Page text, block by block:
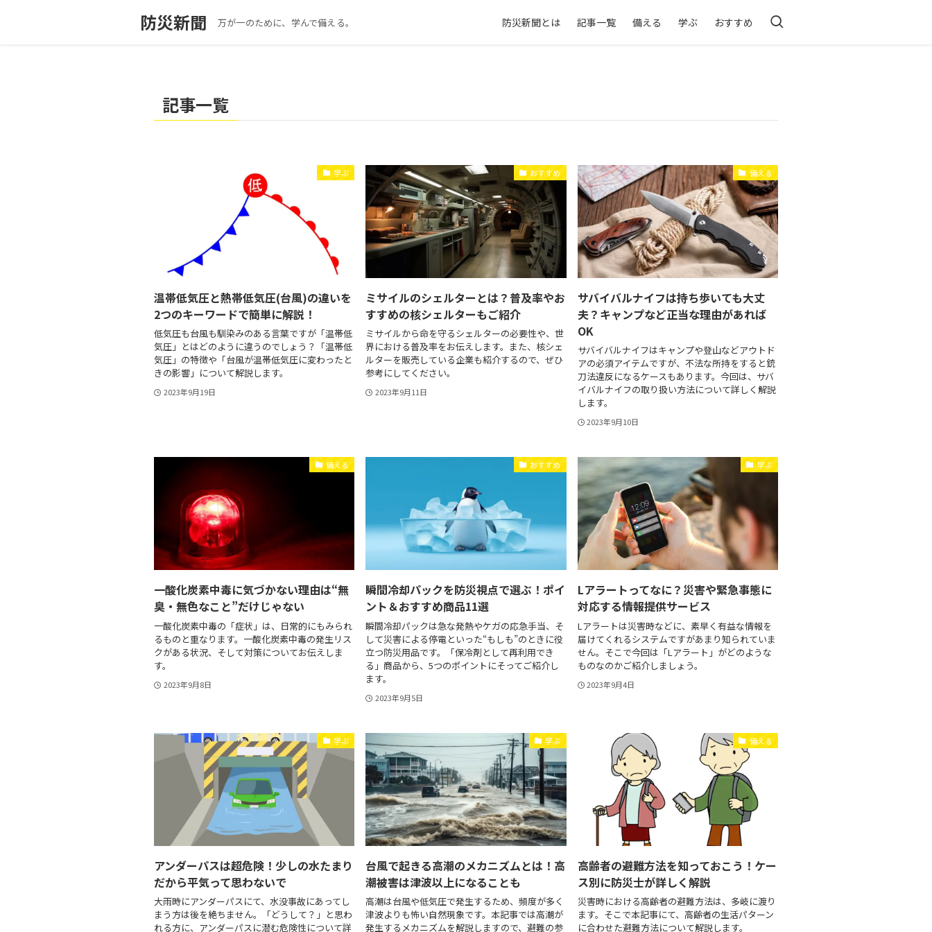
防災新聞 万が一のために、学んで備える。 防災新聞とは 記事一覧 備える 学ぶ おすすめ
記事一覧
学ぶ
温帯低気圧と熱帯低気圧(台風)の違いを
2つのキーワードで簡単に解説！
低気圧も台風も馴染みのある言葉ですが「温帯低
気圧」とはどのように違うのでしょう？「温帯低
気圧」の特徴や「台風が温帯低気圧に変わったと
きの影響」について解説します。
2023年9月19日
おすすめ
ミサイルのシェルターとは？普及率やお
すすめの核シェルターもご紹介
ミサイルから命を守るシェルターの必要性や、世
界における普及率をお伝えします。また、核シェ
ルターを販売している企業も紹介するので、ぜひ
参考にしてください。
2023年9月11日
備える
サバイバルナイフは持ち歩いても大丈
夫？キャンプなど正当な理由があれば
OK
サバイバルナイフはキャンプや登山などアウトド
アの必須アイテムですが、不法な所持をすると銃
刀法違反になるケースもあります。今回は、サバ
イバルナイフの取り扱い方法について詳しく解説
します。
2023年9月10日
備える
一酸化炭素中毒に気づかない理由は“無
臭・無色なこと”だけじゃない
一酸化炭素中毒の「症状」は、日常的にもみられ
るものと重なります。一酸化炭素中毒の発生リス
クがある状況、そして対策についてお伝えしま
す。
2023年9月8日
おすすめ
瞬間冷却パックを防災視点で選ぶ！ポイ
ント＆おすすめ商品11選
瞬間冷却パックは急な発熱やケガの応急手当、そ
して災害による停電といった“もしも”のときに役
立つ防災用品です。「保冷剤として再利用でき
る」商品から、5つのポイントにそってご紹介し
ます。
2023年9月5日
学ぶ
Lアラートってなに？災害や緊急事態に
対応する情報提供サービス
Lアラートは災害時などに、素早く有益な情報を
届けてくれるシステムですがあまり知られていま
せん。そこで今回は「Lアラート」がどのような
ものなのかご紹介しましょう。
2023年9月4日
学ぶ
アンダーパスは超危険！少しの水たまり
だから平気って思わないで
大雨時にアンダーパスにて、水没事故にあってし
まう方は後を絶ちません。「どうして？」と思わ
れる方に、アンダーパスに潜む危険性について詳
学ぶ
台風で起きる高潮のメカニズムとは！高
潮被害は津波以上になることも
高潮は台風や低気圧で発生するため、頻度が多く
津波よりも怖い自然現象です。本記事では高潮が
発生するメカニズムを解説しますので、避難の参
備える
高齢者の避難方法を知っておこう！ケー
ス別に防災士が詳しく解説
災害時における高齢者の避難方法は、多岐に渡り
ます。そこで本記事にて、高齢者の生活パターン
に合わせた避難方法について解説します。